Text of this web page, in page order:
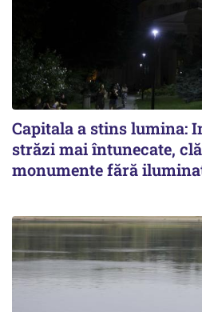
Capitala a stins lumina:
străzi mai întunecate,
monumente fără